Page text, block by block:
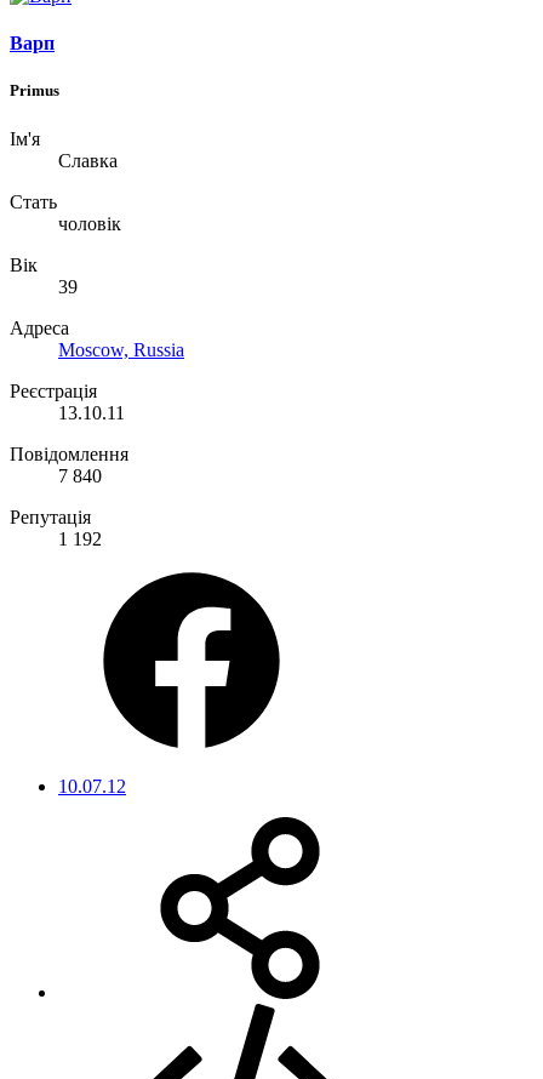
Варп
Primus
Ім'я
Славка
Стать
чоловік
Вік
39
Адреса
Moscow, Russia
Реєстрація
13.10.11
Повідомлення
7 840
Репутація
1 192
10.07.12